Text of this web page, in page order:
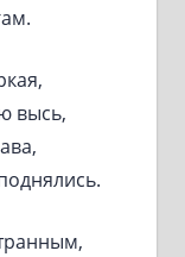
высь,